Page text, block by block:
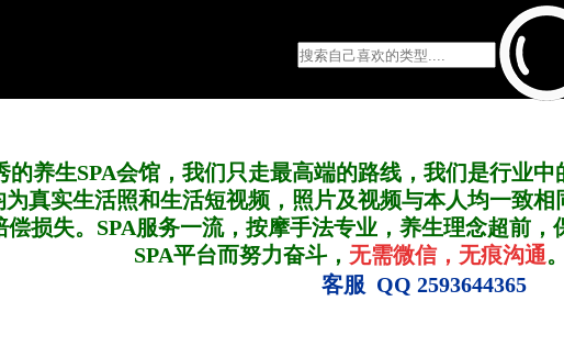
的养生SPA会馆，我们只走最高端的路线，我们是行业
真实生活照和生活短视频，照片及视频与本人均一致
损失。SPA服务一流，按摩手法专业，养生理念超前
SPA平台而努力奋斗， 无需微信，无痕沟通
客服 QQ 2593644365